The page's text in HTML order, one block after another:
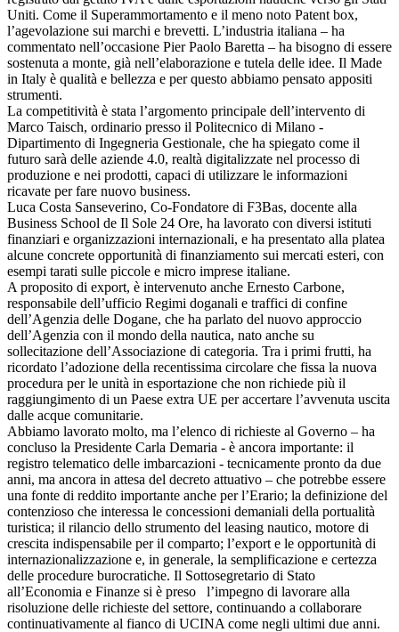
Uniti. Come il Superammortamento e il meno noto Patent box,
l’agevolazione sui marchi e brevetti. L’industria italiana – ha
commentato nell’occasione Pier Paolo Baretta – ha bisogno di essere
sostenuta a monte, già nell’elaborazione e tutela delle idee. Il Made
in Italy è qualità e bellezza e per questo abbiamo pensato appositi
strumenti.
La competitività è stata l’argomento principale dell’intervento di
Marco Taisch, ordinario presso il Politecnico di Milano -
Dipartimento di Ingegneria Gestionale, che ha spiegato come il
futuro sarà delle aziende 4.0, realtà digitalizzate nel processo di
produzione e nei prodotti, capaci di utilizzare le informazioni
ricavate per fare nuovo business.
Luca Costa Sanseverino, Co-Fondatore di F3Bas, docente alla
Business School de Il Sole 24 Ore, ha lavorato con diversi istituti
finanziari e organizzazioni internazionali, e ha presentato alla platea
alcune concrete opportunità di finanziamento sui mercati esteri, con
esempi tarati sulle piccole e micro imprese italiane.
A proposito di export, è intervenuto anche Ernesto Carbone,
responsabile dell’ufficio Regimi doganali e traffici di confine
dell’Agenzia delle Dogane, che ha parlato del nuovo approccio
dell’Agenzia con il mondo della nautica, nato anche su
sollecitazione dell’Associazione di categoria. Tra i primi frutti, ha
ricordato l’adozione della recentissima circolare che fissa la nuova
procedura per le unità in esportazione che non richiede più il
raggiungimento di un Paese extra UE per accertare l’avvenuta uscita
dalle acque comunitarie.
Abbiamo lavorato molto, ma l’elenco di richieste al Governo – ha
concluso la Presidente Carla Demaria - è ancora importante: il
registro telematico delle imbarcazioni - tecnicamente pronto da due
anni, ma ancora in attesa del decreto attuativo – che potrebbe essere
una fonte di reddito importante anche per l’Erario; la definizione del
contenzioso che interessa le concessioni demaniali della portualità
turistica; il rilancio dello strumento del leasing nautico, motore di
crescita indispensabile per il comparto; l’export e le opportunità di
internazionalizzazione e, in generale, la semplificazione e certezza
delle procedure burocratiche. Il Sottosegretario di Stato
all’Economia e Finanze si è preso l’impegno di lavorare alla
risoluzione delle richieste del settore, continuando a collaborare
continuativamente al fianco di UCINA come negli ultimi due anni.